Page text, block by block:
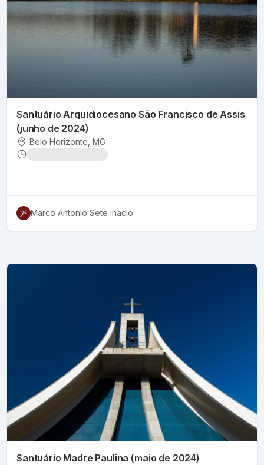
Santuário Arquidiocesano São Francisco de Assis
(junho de 2024)
Belo Horizonte , MG
Marco Antonio Sete Inacio
Santuário Madre Paulina (maio de 2024)